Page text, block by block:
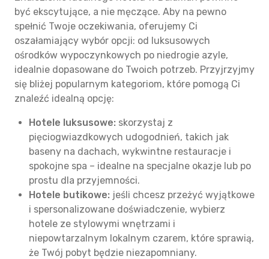
być ekscytujące, a nie męczące. Aby na pewno
spełnić Twoje oczekiwania, oferujemy Ci
oszałamiający wybór opcji: od luksusowych
ośrodków wypoczynkowych po niedrogie azyle,
idealnie dopasowane do Twoich potrzeb. Przyjrzyjmy
się bliżej popularnym kategoriom, które pomogą Ci
znaleźć idealną opcję:
Hotele luksusowe: skorzystaj z
pięciogwiazdkowych udogodnień, takich jak
baseny na dachach, wykwintne restauracje i
spokojne spa – idealne na specjalne okazje lub po
prostu dla przyjemności.
Hotele butikowe: jeśli chcesz przeżyć wyjątkowe
i spersonalizowane doświadczenie, wybierz
hotele ze stylowymi wnętrzami i
niepowtarzalnym lokalnym czarem, które sprawią,
że Twój pobyt będzie niezapomniany.